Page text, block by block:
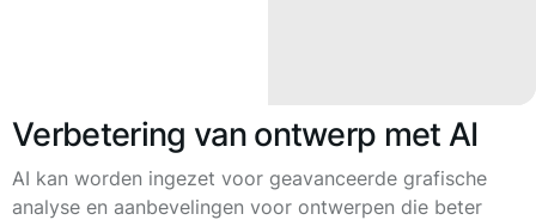
Verbetering van ontwerp met AI
AI kan worden ingezet voor geavanceerde grafische
analyse en aanbevelingen voor ontwerpen die beter